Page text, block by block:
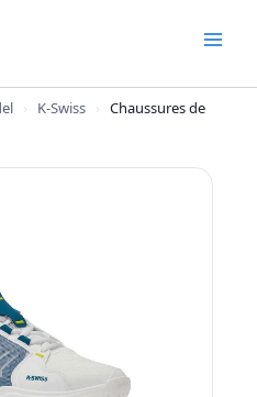
› K-Swiss › Chaussures de